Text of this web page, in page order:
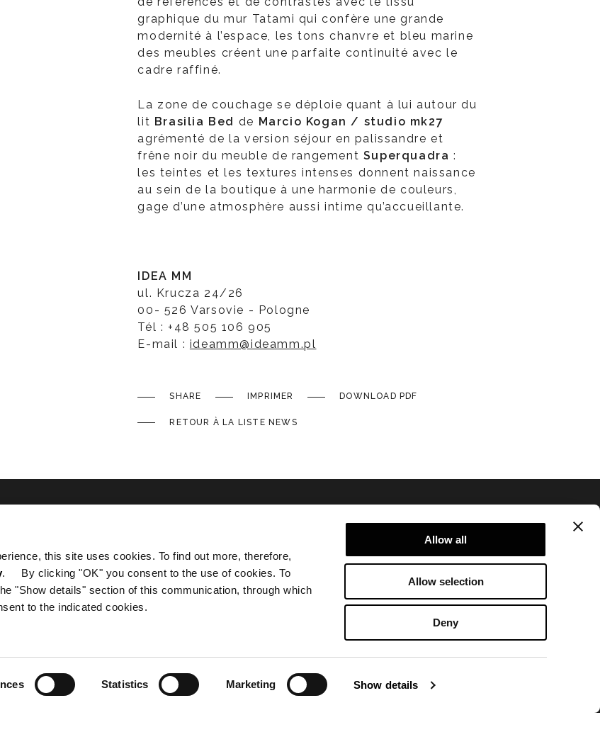
this site uses cookies. To find out more, therefore,
. By clicking "OK" you consent to the use of cookies. To
"Show details" section of this communication, through which
to the indicated cookies.
Statistics Marketing Show details
Allow all
Allow selection
Deny
graphique du mur Tatami qui confère une grande
modernité à l’espace, les tons chanvre et bleu marine
des meubles créent une parfaite continuité avec le
cadre raffiné.
La zone de couchage se déploie quant à lui autour du
lit Brasilia Bed de Marcio Kogan / studio mk27
agrémenté de la version séjour en palissandre et
frêne noir du meuble de rangement Superquadra :
les teintes et les textures intenses donnent naissance
au sein de la boutique à une harmonie de couleurs,
gage d’une atmosphère aussi intime qu’accueillante.
IDEA MM
ul. Krucza 24/26
00- 526 Varsovie - Pologne
Tél : +48 505 106 905
E-mail : ideamm@ideamm.pl
SHARE IMPRIMER DOWNLOAD PDF
RETOUR À LA LISTE NEWS
Privacy policy and cookie policy